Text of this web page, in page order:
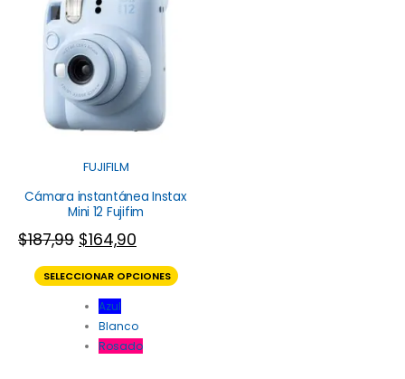
FUJIFILM
Cámara instantánea Instax
Mini 12 Fujifim
$187,99 $164,90
SELECCIONAR OPCIONES
Azul
Blanco
Rosado